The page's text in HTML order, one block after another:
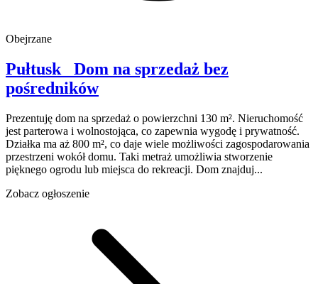
Obejrzane
Pułtusk Dom na sprzedaż bez
pośredników
Prezentuję dom na sprzedaż o powierzchni 130 m². Nieruchomość
jest parterowa i wolnostojąca, co zapewnia wygodę i prywatność.
Działka ma aż 800 m², co daje wiele możliwości zagospodarowania
przestrzeni wokół domu. Taki metraż umożliwia stworzenie
pięknego ogrodu lub miejsca do rekreacji. Dom znajduj...
Zobacz ogłoszenie